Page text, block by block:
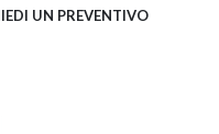
UN PREVENTIVO